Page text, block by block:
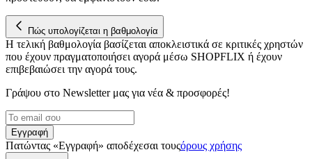
Πώς υπολογίζεται η βαθμολογία
Η τελική βαθμολογία βασίζεται αποκλειστικά σε κριτικές χρηστών
που έχουν πραγματοποιήσει αγορά μέσω SHOPFLIX ή έχουν
επιβεβαιώσει την αγορά τους.
Γράψου στο Νewsletter μας για νέα & προσφορές!
Εγγραφή
Πατώντας «Εγγραφή» αποδέχεσαι τουςόρους χρήσης